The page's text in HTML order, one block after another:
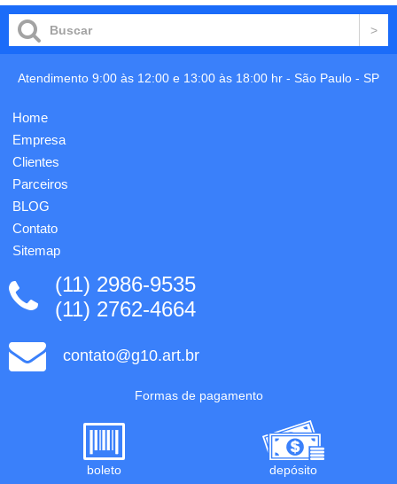
Atendimento 9:00 às 12:00 e 13:00 às 18:00 hr - São Paulo - SP
Home
Empresa
Clientes
Parceiros
BLOG
Contato
Sitemap
(11) 2986-9535
(11) 2762-4664
contato@g10.art.br
Formas de pagamento
boleto depósito